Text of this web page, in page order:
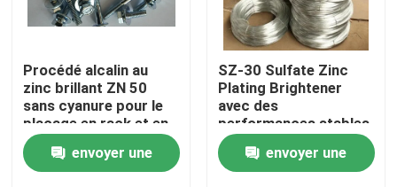
Produits
Vidéos
Procédé alcalin au
zinc brillant ZN 50
sans cyanure pour le
placage en rack et en
baril avec une
excellente distribution
de métal et une plage
envoyer une
SZ-30 Sulfate Zinc
Plating Brightener
avec des
performances stables
et un rendement de
courant élevé
envoyer une